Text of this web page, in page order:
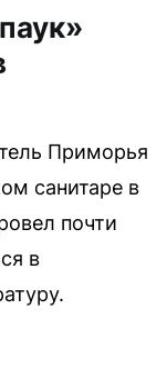
Приморья
санитаре в
почти
в